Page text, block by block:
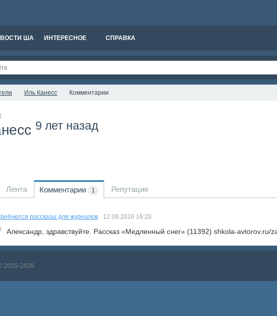
ША ИНТЕРЕСНОЕ СПРАВКА
Иль Канесс Комментарии
9 лет назад
Лента Комментарии 1 Репутация
рассказы для журналов 12.09.2016 16:20
Александр, здравствуйте. Рассказ «Медленный снег» (11392) shkola-avtorov.ru/
2015-2026